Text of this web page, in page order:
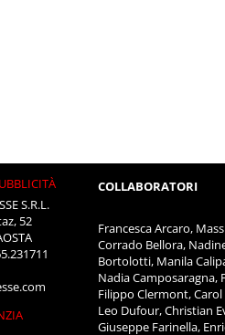
S.R.L.
52
COLLABORATORI
Francesca Arcaro,
Corrado Bellora,
Bortolotti, Manila
Nadia Camposaragna,
Filippo Clermont,
Leo Dufour, Christian
Giuseppe Farinella,